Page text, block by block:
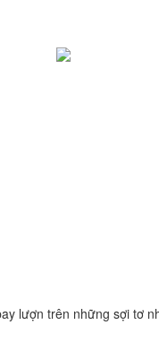
lượn trên những sợi tơ